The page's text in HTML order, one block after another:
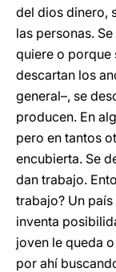
del dios dinero,
las personas.
quiere o porque
descartan los
general–, se
producen. En
pero en tantos
encubierta. Se
dan trabajo.
trabajo? Un
inventa
joven le queda
por ahí